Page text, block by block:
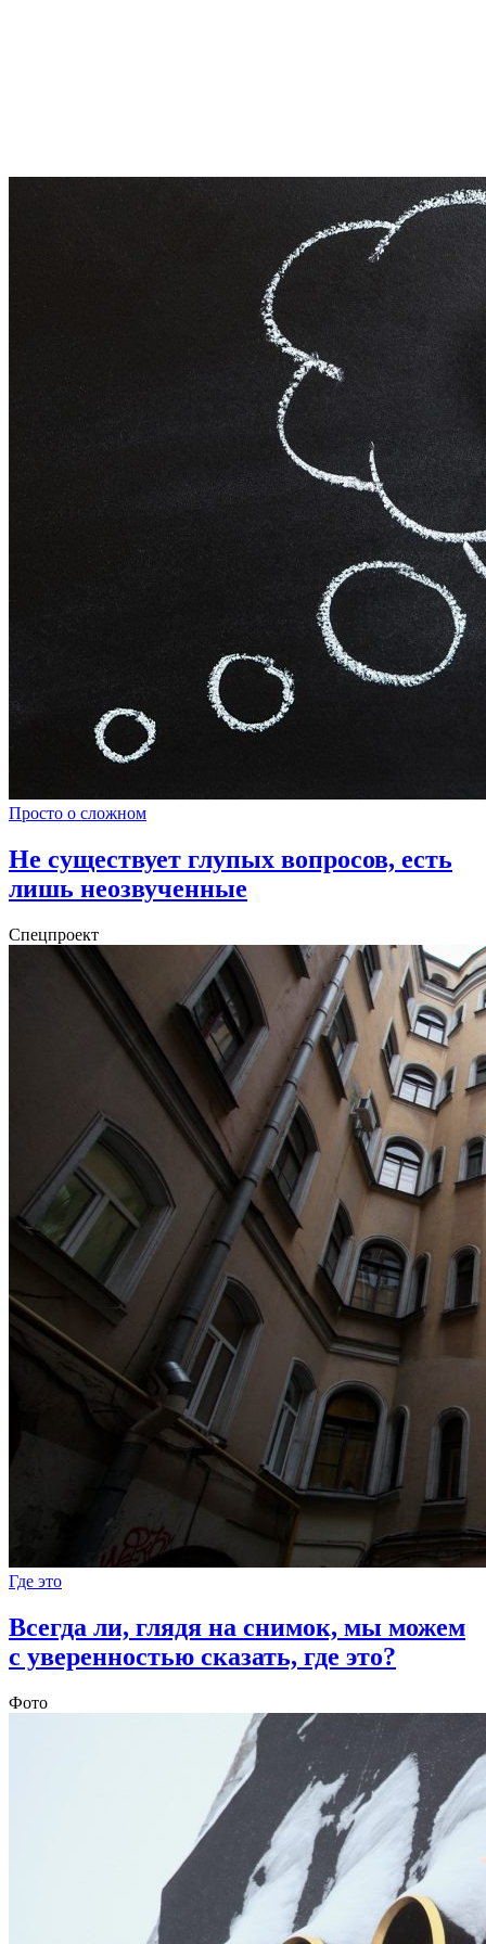
Просто о сложном
Не существует глупых вопросов, есть
лишь неозвученные
Спецпроект
Где это
Всегда ли, глядя на снимок, мы можем
с уверенностью сказать, где это?
Фото